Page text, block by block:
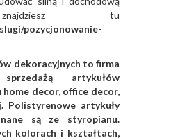
tu
pozycjonowanie-
dekoracyjnych to firma
artykułów
decor, office decor,
Polistyrenowe artykuły
są ze styropianu.
kolorach i kształtach,